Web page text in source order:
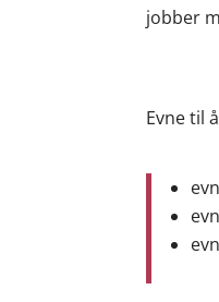
jobber
Evne til